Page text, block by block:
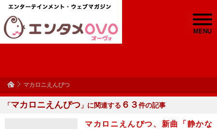
MENU
マカロニえんぴつ
「マカロニえんぴつ 」に関連する ６３件の記事
マカロニえんぴつ、新曲「静かな